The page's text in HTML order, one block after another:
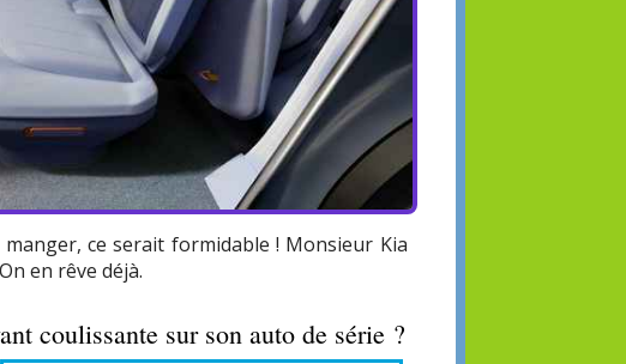
ce serait formidable ! Monsieur Kia
en rêve déjà.
coulissante sur son auto de série ?